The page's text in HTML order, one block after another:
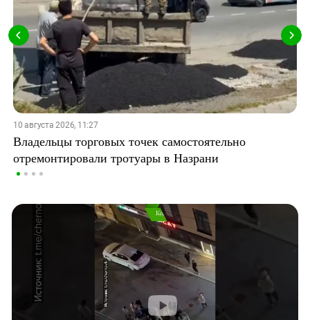
10 августа 2026, 11:27
Владельцы торговых точек самостоятельно
отремонтировали тротуары в Назрани